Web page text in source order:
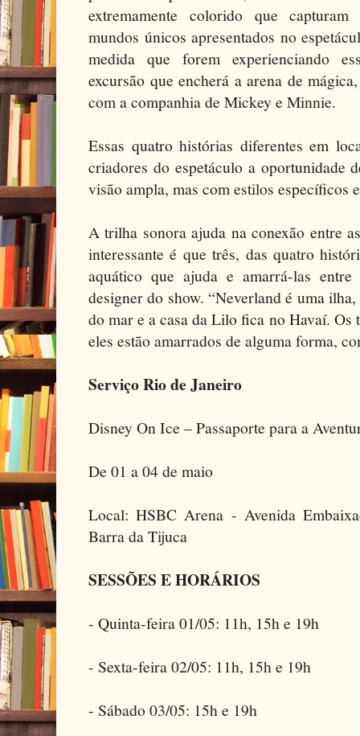
extremamente colorido que capturam
mundos únicos apresentados no
medida que forem experienciando
excursão que encherá a arena de
com a companhia de Mickey e Minnie.
Essas quatro histórias diferentes em
criadores do espetáculo a oportunidade
visão ampla, mas com estilos específicos
A trilha sonora ajuda na conexão entre
interessante é que três, das quatro
aquático que ajuda e amarrá-las
designer do show. “Neverland é uma
do mar e a casa da Lilo fica no Havaí. Os
eles estão amarrados de alguma forma,
Serviço Rio de Janeiro
Disney On Ice – Passaporte para a
De 01 a 04 de maio
Local: HSBC Arena - Avenida
Barra da Tijuca
SESSÕES E HORÁRIOS
- Quinta-feira 01/05: 11h, 15h e 19h
- Sexta-feira 02/05: 11h, 15h e 19h
- Sábado 03/05: 15h e 19h